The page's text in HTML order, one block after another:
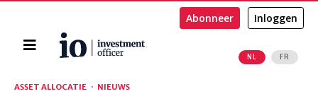
Home
NL FR
Abonneer Inloggen
Zoeken
ASSET ALLOCATIE · NIEUWS